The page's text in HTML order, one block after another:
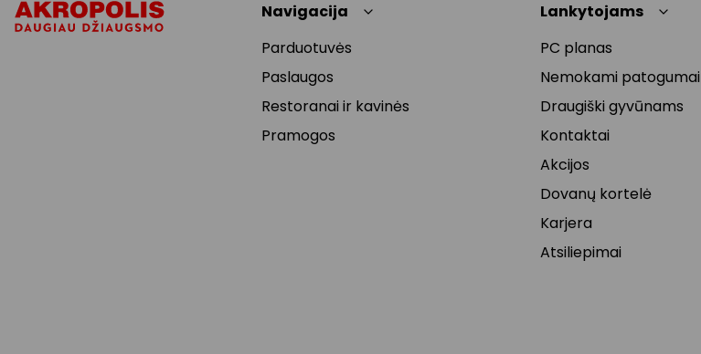
Navigacija
Parduotuvės
Paslaugos
Restoranai ir kavinės
Pramogos
Lankytojams
PC planas
Nemokami patogumai
Draugiški gyvūnams
Kontaktai
Akcijos
Dovanų kortelė
Karjera
Atsiliepimai